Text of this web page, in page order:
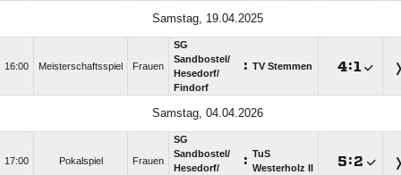
Samstag, 19.04.2025
16:00 Meisterschaftsspiel Frauen
SG
Sandbostel/​
Hesedorf/​
Findorf
: TV Stemmen :
Samstag, 04.04.2026
17:00 Pokalspiel Frauen
SG
Sandbostel/​
Hesedorf/​
: TuS
Westerholz II
: